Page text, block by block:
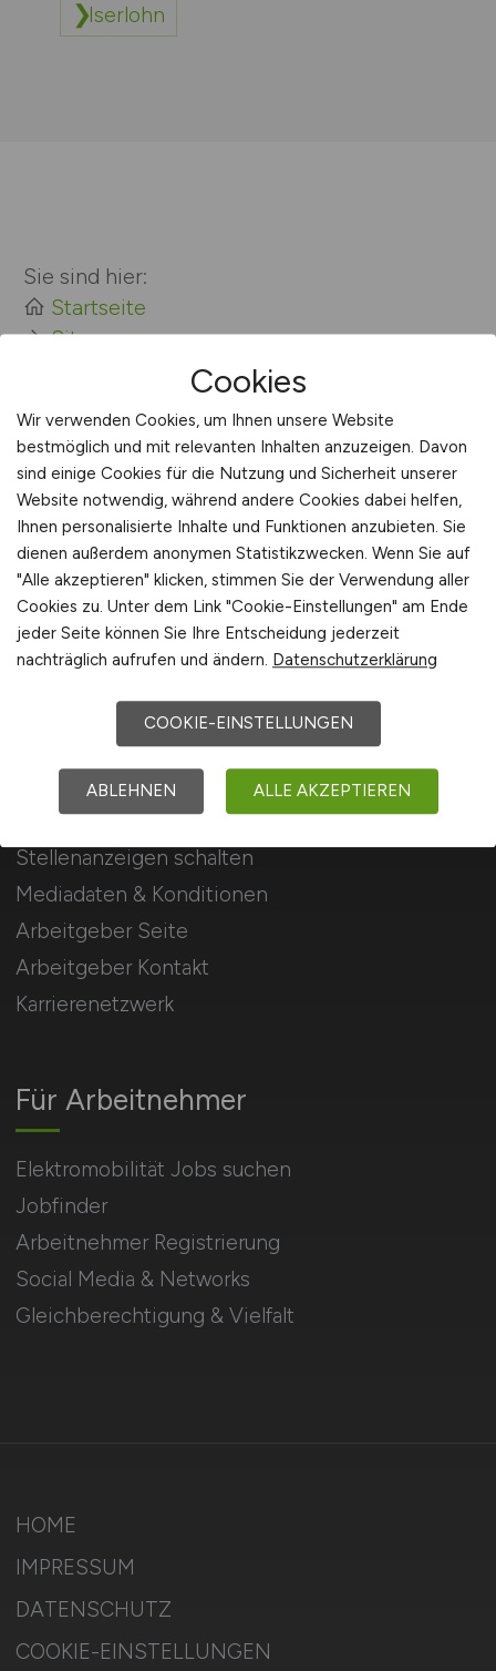
Iserlohn
Sie sind hier:
Startseite
Sitemap
Arbeitsorte mit I
E-MOBILITY.JOBS
Jobs im Bereich E-Mobilität (E-Mobility) und der
Für Arbeitnehmer
Elektromobilität Jobs suchen
Jobfinder
Arbeitnehmer Registrierung
Social Media & Networks
Gleichberechtigung & Vielfalt
Für Arbeitgeber
Stellenanzeigen schalten
Mediadaten & Konditionen
Arbeitgeber Seite
Arbeitgeber Kontakt
Karrierenetzwerk
HOME
IMPRESSUM
DATENSCHUTZ
COOKIE-EINSTELLUNGEN
Cookies
Wir verwenden Cookies, um Ihnen unsere Website
bestmöglich und mit relevanten Inhalten anzuzeigen. Davon
sind einige Cookies für die Nutzung und Sicherheit unserer
Website notwendig, während andere Cookies dabei helfen,
Ihnen personalisierte Inhalte und Funktionen anzubieten. Sie
dienen außerdem anonymen Statistikzwecken. Wenn Sie auf
"Alle akzeptieren" klicken, stimmen Sie der Verwendung aller
Cookies zu. Unter dem Link "Cookie-Einstellungen" am Ende
jeder Seite können Sie Ihre Entscheidung jederzeit
nachträglich aufrufen und ändern. Datenschutzerklärung
COOKIE-EINSTELLUNGEN
ABLEHNEN ALLE AKZEPTIEREN